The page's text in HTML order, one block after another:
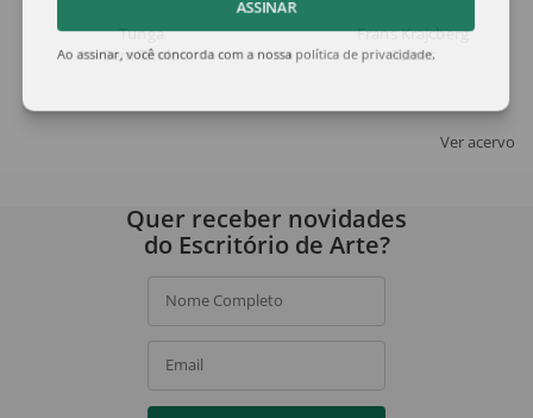
Tunga
Sem Título
Frans Krajcberg
Raízes
Ver acervo
ASSINAR
Ao assinar, você concorda com a nossapolítica de privacidade
Quer receber novidades
do Escritório de Arte?
Nome Completo
Email